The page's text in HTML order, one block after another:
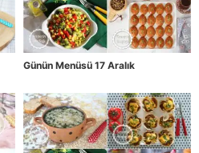
Günün Menüsü 17 Aralık